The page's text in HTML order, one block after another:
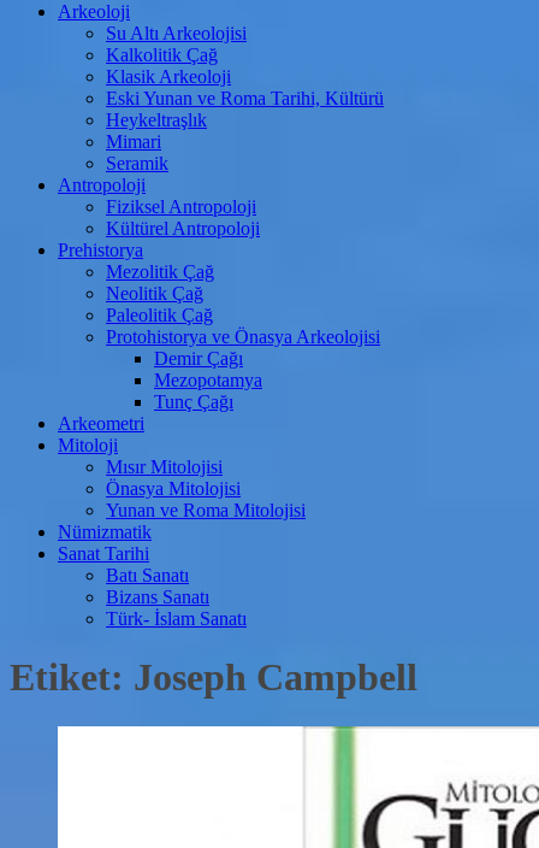
Arkeoloji
Su Altı Arkeolojisi
Kalkolitik Çağ
Klasik Arkeoloji
Eski Yunan ve Roma Tarihi, Kültürü
Heykeltraşlık
Mimari
Seramik
Antropoloji
Fiziksel Antropoloji
Kültürel Antropoloji
Prehistorya
Mezolitik Çağ
Neolitik Çağ
Paleolitik Çağ
Protohistorya ve Önasya Arkeolojisi
Demir Çağı
Mezopotamya
Tunç Çağı
Arkeometri
Mitoloji
Mısır Mitolojisi
Önasya Mitolojisi
Yunan ve Roma Mitolojisi
Nümizmatik
Sanat Tarihi
Batı Sanatı
Bizans Sanatı
Türk- İslam Sanatı
Etiket: Joseph Campbell